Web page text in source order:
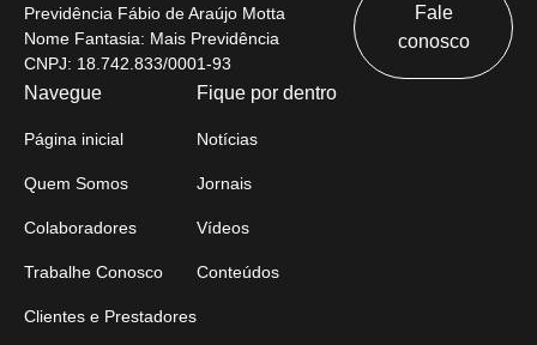
Previdência Fábio de Araújo Motta
Nome Fantasia: Mais Previdência
CNPJ: 18.742.833/0001-93
Fale
conosco
Navegue
Página inicial
Quem Somos
Colaboradores
Trabalhe Conosco
Clientes e Prestadores
Fique por dentro
Notícias
Jornais
Vídeos
Conteúdos